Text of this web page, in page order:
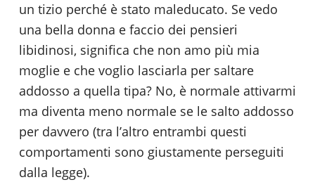
un tizio perché è stato maleducato. Se vedo
una bella donna e faccio dei pensieri
libidinosi, significa che non amo più mia
moglie e che voglio lasciarla per saltare
addosso a quella tipa? No, è normale attivarmi
ma diventa meno normale se le salto addosso
per davvero (tra l’altro entrambi questi
comportamenti sono giustamente perseguiti
dalla legge).